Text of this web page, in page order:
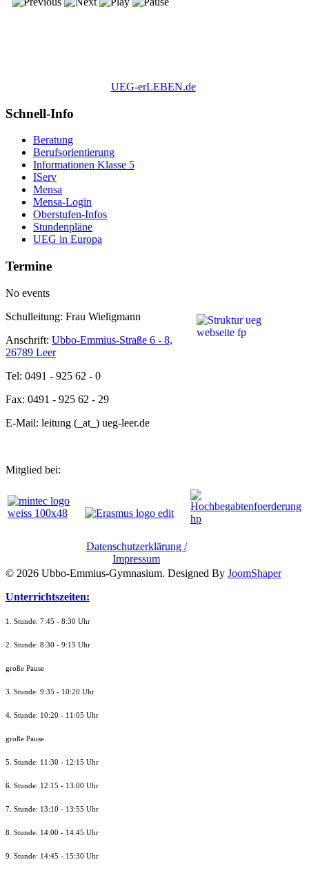
UEG-erLEBEN.de
Schnell-Info
Beratung
Berufsorientierung
Informationen Klasse 5
IServ
Mensa
Mensa-Login
Oberstufen-Infos
Stundenpläne
UEG in Europa
Termine
No events
Schulleitung: Frau Wieligmann
Anschrift: Ubbo-Emmius-Straße 6 - 8,
26789 Leer
Tel: 0491 - 925 62 - 0
Fax: 0491 - 925 62 - 29
E-Mail: leitung (_at_) ueg-leer.de
Mitglied bei:
Datenschutzerklärung /
Impressum
© 2026 Ubbo-Emmius-Gymnasium. Designed By JoomShaper
Unterrichtszeiten:
1. Stunde: 7:45 - 8:30 Uhr
2. Stunde: 8:30 - 9:15 Uhr
große Pause
3. Stunde: 9:35 - 10:20 Uhr
4. Stunde: 10:20 - 11:05 Uhr
große Pause
5. Stunde: 11:30 - 12:15 Uhr
6. Stunde: 12:15 - 13:00 Uhr
7. Stunde: 13:10 - 13:55 Uhr
8. Stunde: 14:00 - 14:45 Uhr
9. Stunde: 14:45 - 15:30 Uhr